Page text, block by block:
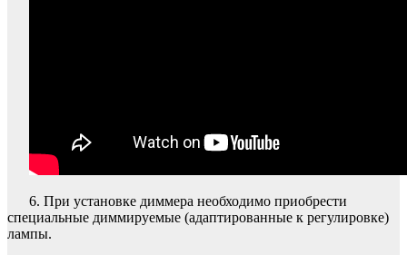
6. При установке диммера необходимо приобрести
специальные диммируемые (адаптированные к регулировке)
лампы.